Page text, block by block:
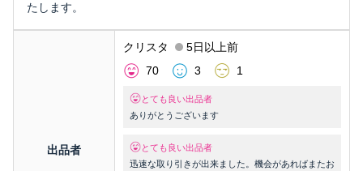
たします。
出品者
クリスタ
5日以上前
70
3 1
とても良い出品者
ありがとうございます
とても良い出品者
迅速な取り引きが出来ました。機会があればまたお